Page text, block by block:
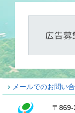
メールでのお問い
〒